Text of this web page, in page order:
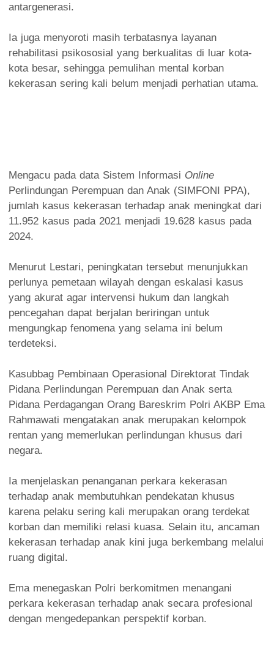
antargenerasi.
Ia juga menyoroti masih terbatasnya layanan
rehabilitasi psikososial yang berkualitas di luar kota-
kota besar, sehingga pemulihan mental korban
kekerasan sering kali belum menjadi perhatian utama.
Mengacu pada data Sistem Informasi Online
Perlindungan Perempuan dan Anak (SIMFONI PPA),
jumlah kasus kekerasan terhadap anak meningkat dari
11.952 kasus pada 2021 menjadi 19.628 kasus pada
2024.
Menurut Lestari, peningkatan tersebut menunjukkan
perlunya pemetaan wilayah dengan eskalasi kasus
yang akurat agar intervensi hukum dan langkah
pencegahan dapat berjalan beriringan untuk
mengungkap fenomena yang selama ini belum
terdeteksi.
Kasubbag Pembinaan Operasional Direktorat Tindak
Pidana Perlindungan Perempuan dan Anak serta
Pidana Perdagangan Orang Bareskrim Polri AKBP Ema
Rahmawati mengatakan anak merupakan kelompok
rentan yang memerlukan perlindungan khusus dari
negara.
Ia menjelaskan penanganan perkara kekerasan
terhadap anak membutuhkan pendekatan khusus
karena pelaku sering kali merupakan orang terdekat
korban dan memiliki relasi kuasa. Selain itu, ancaman
kekerasan terhadap anak kini juga berkembang melalui
ruang digital.
Ema menegaskan Polri berkomitmen menangani
perkara kekerasan terhadap anak secara profesional
dengan mengedepankan perspektif korban.